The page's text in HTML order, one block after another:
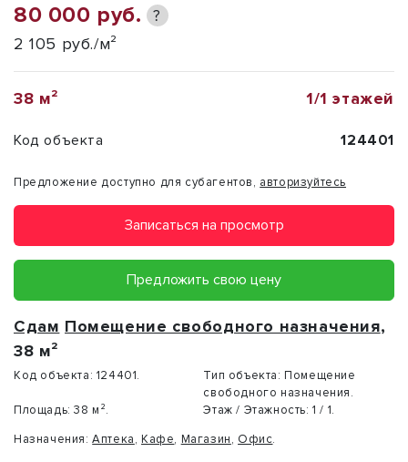
80 000 руб. ?
2 105 руб./м²
38 м² 1/1 этажей
Код объекта 124401
Предложение доступно для субагентов, авторизуйтесь
Записаться на просмотр
Предложить свою цену
Сдам Помещение свободного назначения,
38 м²
Код объекта: 124401. Тип объекта: Помещение
свободного назначения.
Площадь: 38 м². Этаж / Этажность: 1 / 1.
Назначения: Аптека, Кафе, Магазин, Офис.